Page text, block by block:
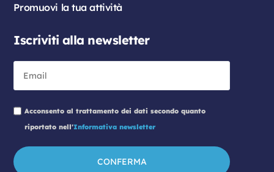
Promuovi la tua attività
Iscriviti alla newsletter
Acconsento al trattamento dei dati secondo quanto
riportato nell'Informativa newsletter